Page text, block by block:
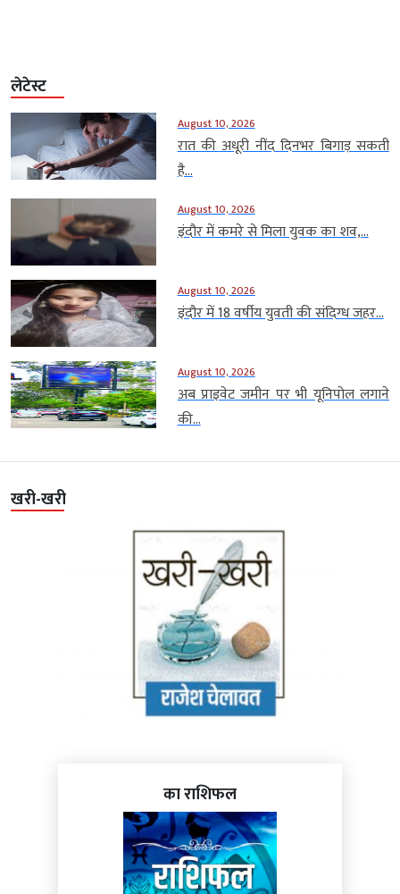
लेटेस्ट
August 10, 2026
रात की अधूरी नींद दिनभर बिगाड़ सकती
है...
August 10, 2026
इंदौर में कमरे से मिला युवक का शव,...
August 10, 2026
इंदौर में 18 वर्षीय युवती की संदिग्ध जहर...
August 10, 2026
अब प्राइवेट जमीन पर भी यूनिपोल लगाने
की...
खरी-खरी
का राशिफल